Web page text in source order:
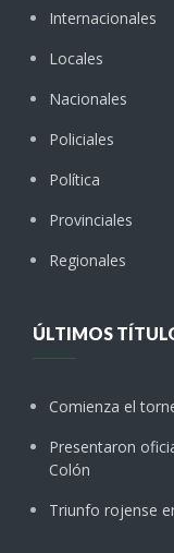
Internacionales
Locales
Nacionales
Policiales
Política
Provinciales
Regionales
ÚLTIMOS
Comienza el
Presentaron
Colón
Triunfo rojense